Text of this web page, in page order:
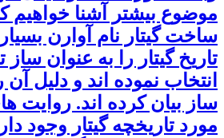
موضوع بیشتر آشنا خواهیم
ساخت گیتار نام آوارن
تاریخ گیتار را به عنوان
انتخاب نموده اند و دلیل
ساز بیان کرده اند. روايت
مورد تاريخچه گيتار وجود